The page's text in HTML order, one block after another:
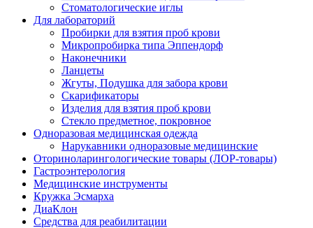
Стоматологические иглы
Для лабораторий
Пробирки для взятия проб крови
Микропробирка типа Эппендорф
Наконечники
Ланцеты
Жгуты, Подушка для забора крови
Скарификаторы
Изделия для взятия проб крови
Стекло предметное, покровное
Одноразовая медицинская одежда
Нарукавники одноразовые медицинские
Оториноларингологические товары (ЛОР-товары)
Гастроэнтерология
Медицинские инструменты
Кружка Эсмарха
ДиаКлон
Средства для реабилитации